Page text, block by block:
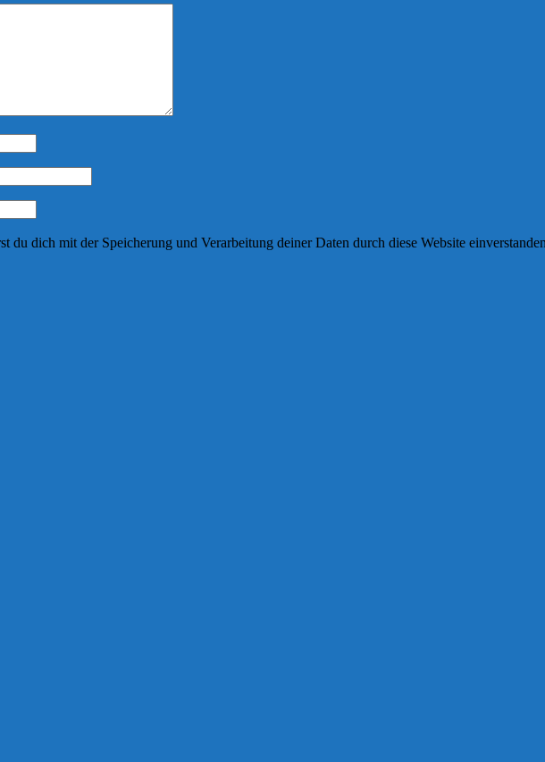
du dich mit der Speicherung und Verarbeitung deiner Daten durch diese Website